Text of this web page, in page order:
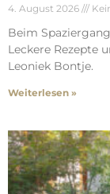
4. August 2026
Beim
Leckere Rezepte
Leoniek Bontje.
Weiterlesen »